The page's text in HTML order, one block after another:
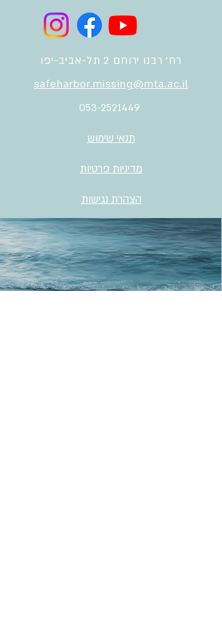
רח' רבנו ירוחם 2 תל-אביב-יפו
safeharbor.missing@mta.ac.il
053-2521449
תנאי שימוש
מדיניות פרטיות
הצהרת נגישות